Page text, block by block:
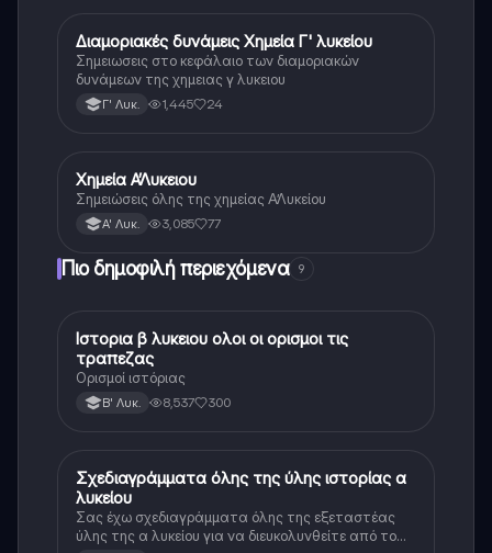
Χημεία
Διαμοριακές δυνάμεις Χημεία Γ' λυκείου
Σημειωσεις στο κεφάλαιο των διαμοριακών
δυνάμεων της χημειας γ λυκειου
Γ' Λυκ. 1,445 24
Χημεία
Χημεία Α’Λυκειου
Σημειώσεις όλης της χημείας Α’Λυκείου
Α' Λυκ. 3,085 77
Πιο δημοφιλή περιεχόμενα 9
Ιστορία
Ιστορια β λυκειου ολοι οι ορισμοι τις
τραπεζας
Ορισμοί ιστόριας
Β' Λυκ. 8,537 300
Ιστορία
Σχεδιαγράμματα όλης της ύλης ιστορίας α
λυκείου
Σας έχω σχεδιαγράμματα όλης της εξεταστέας
ύλης της α λυκείου για να διευκολυνθείτε από το